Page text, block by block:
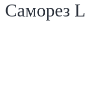
Саморез